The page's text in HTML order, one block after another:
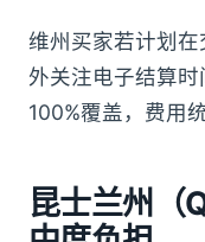
维州买家若计划
外关注电子结算
100%覆盖，费用统
昆士兰州（